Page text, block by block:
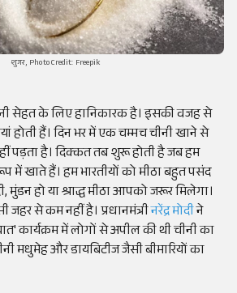
शुगर, Photo Credit: Freepik
सेहत के लिए हानिकारक है। इसकी वजह से
होती हैं। दिन भर में एक चम्मच चीनी खाने से
पड़ता है। दिक्कत तब शुरू होती है जब हम
खाते हैं। हम भारतीयों को मीठा बहुत पसंद
मुंडन हो या श्राद्ध मीठा आपको जरूर मिलेगा।
जहर से कम नहीं है। प्रधानमंत्रीनरेंद्र मोदीने
कार्यक्रम में लोगों से अपील की थी चीनी का
मधुमेह और डायबिटीज जैसी बीमारियों का